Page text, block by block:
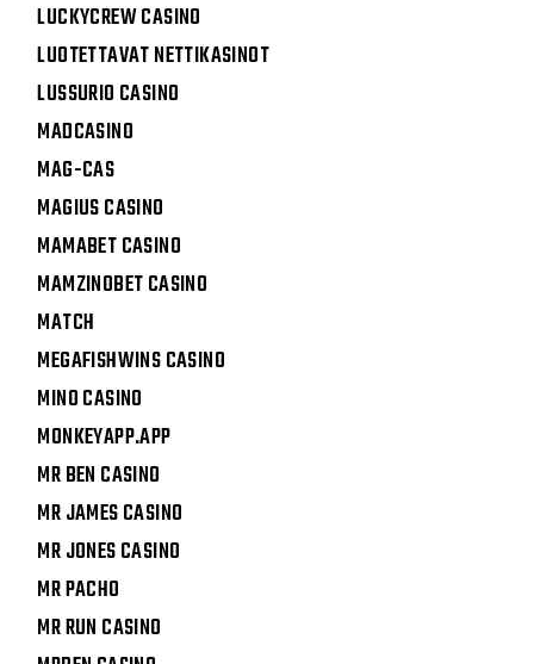
LUCKYCREW CASINO
LUOTETTAVAT NETTIKASINOT
LUSSURIO CASINO
MADCASINO
MAG-CAS
MAGIUS CASINO
MAMABET CASINO
MAMZINOBET CASINO
MATCH
MEGAFISHWINS CASINO
MINO CASINO
MONKEYAPP.APP
MR BEN CASINO
MR JAMES CASINO
MR JONES CASINO
MR PACHO
MR RUN CASINO